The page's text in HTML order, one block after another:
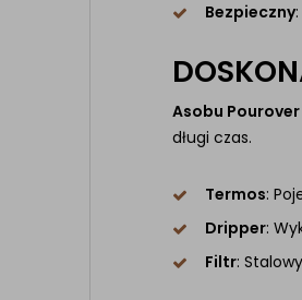
Bezpieczny
Asobu Pourover
długi czas.
Termos:
Dripper:
Filtr: